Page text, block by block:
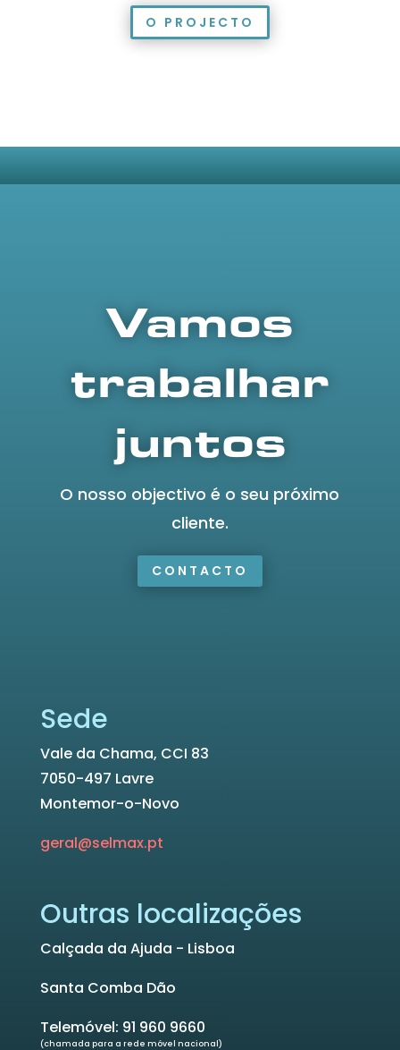
O PROJECTO
Vamos
trabalhar
juntos
O nosso objectivo é o seu próximo
cliente.
CONTACTO
Sede
Vale da Chama, CCI 83
7050-497 Lavre
Montemor-o-Novo
geral@selmax.pt
Outras localizações
Calçada da Ajuda - Lisboa
Santa Comba Dão
Telemóvel: 91 960 9660
(chamada para a rede móvel nacional)